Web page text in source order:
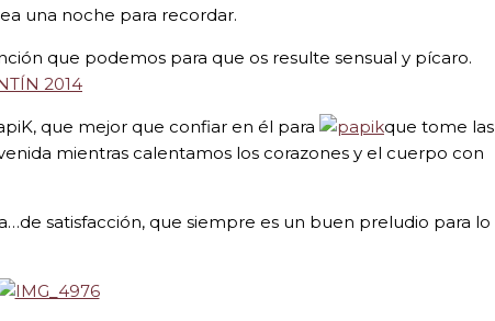
una noche para recordar.
que podemos para que os resulte sensual y pícaro.
que mejor que confiar en él para
que tome las
mientras calentamos los corazones y el cuerpo con
satisfacción, que siempre es un buen preludio para lo